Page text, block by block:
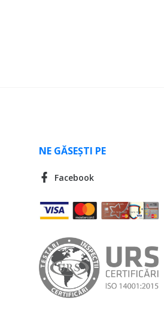
NE GĂSEȘTI PE
Facebook